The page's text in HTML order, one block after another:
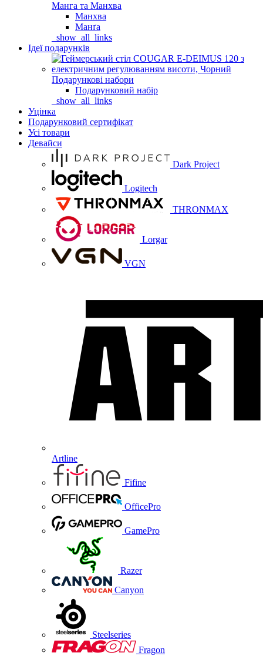
Манга та Манхва
Манхва
Манґа
_show_all_links
Ідеї подарунків
Подарункові набори
Подарунковий набір
_show_all_links
Уцінка
Подарунковий сертифікат
Усі товари
Девайси
Dark Project
Logitech
THRONMAX
Lorgar
VGN
Artline
Fifine
OfficePro
GamePro
Razer
Canyon
Steelseries
Fragon